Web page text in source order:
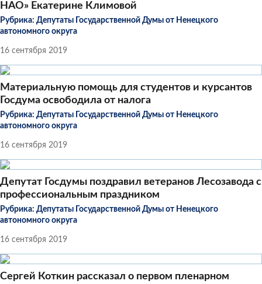
НАО» Екатерине Климовой
Рубрика: Депутаты Государственной Думы от Ненецкого
автономного округа
16 сентября 2019
Материальную помощь для студентов и курсантов
Госдума освободила от налога
Рубрика: Депутаты Государственной Думы от Ненецкого
автономного округа
16 сентября 2019
Депутат Госдумы поздравил ветеранов Лесозавода с
профессиональным праздником
Рубрика: Депутаты Государственной Думы от Ненецкого
автономного округа
16 сентября 2019
Сергей Коткин рассказал о первом пленарном